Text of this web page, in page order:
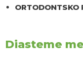
ORTODONTSKO
Diasteme